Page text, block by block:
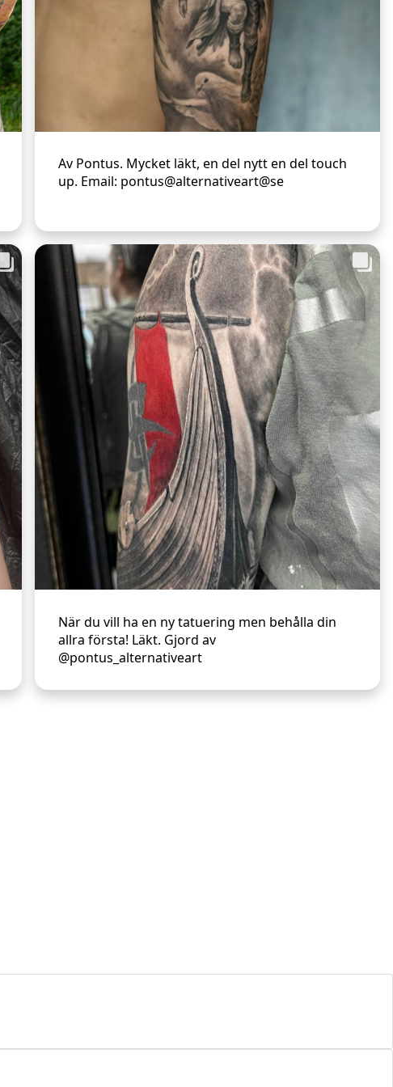
Av Pontus. Mycket läkt, en del nytt en del touch
up. Email: pontus@alternativeart@se
När du vill ha en ny tatuering men behålla din
allra första! Läkt. Gjord av
@pontus_alternativeart